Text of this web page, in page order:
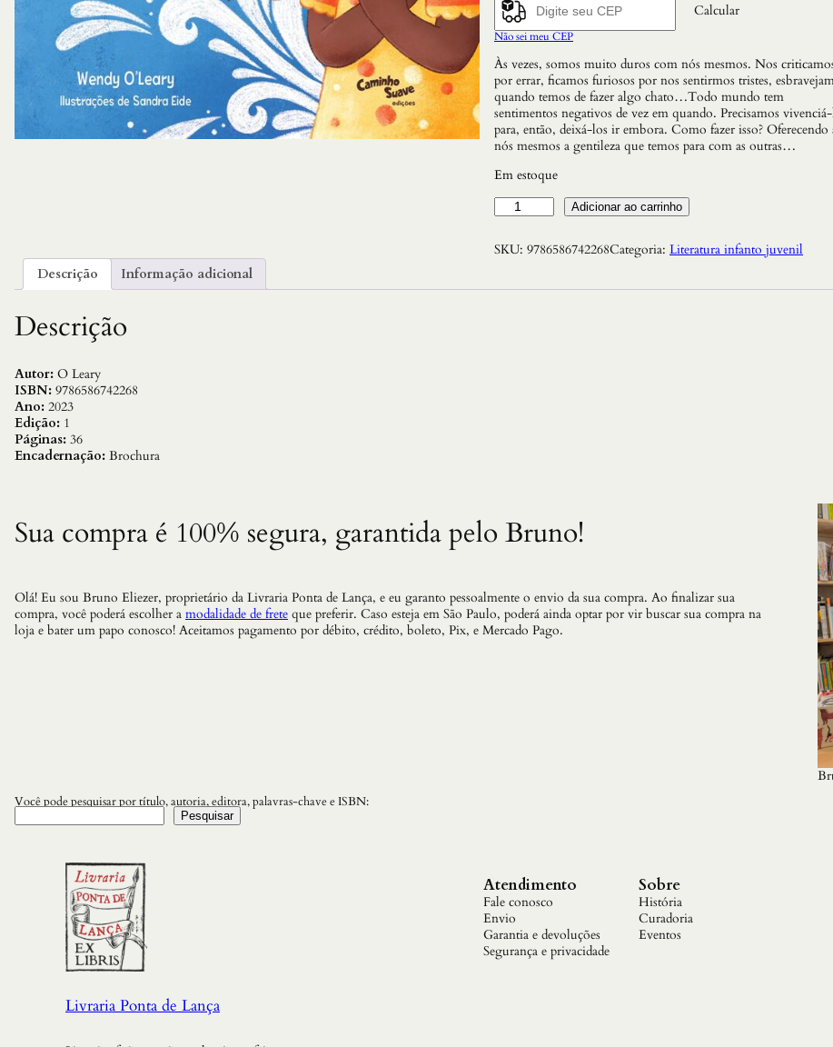
Calcular
Não sei meu CEP
Às vezes, somos muito duros com nós mesmos. Nos
por errar, ficamos furiosos por nos sentirmos tristes,
quando temos de fazer algo chato…Todo mundo tem
sentimentos negativos de vez em quando. Precisamos
para, então, deixá-los ir embora. Como fazer isso? Oferecendo
nós mesmos a gentileza que temos para com as outras…
Em estoque
E
s
a
u
i
l
m
V
o
C
o
i
s
a
Adicionar ao carrinho
SKU: 9786586742268Categoria: Literatura infanto juvenil
Descrição
Informação adicional
Descrição
Autor: O Leary
ISBN: 9786586742268
Ano: 2023
Edição: 1
Páginas: 36
Encadernação: Brochura
Sua compra é 100% segura, garantida pelo Bruno!
Olá! Eu sou Bruno Eliezer, proprietário da Livraria Ponta de Lança, e eu garanto pessoalmente o envio da sua compra. Ao finalizar sua
compra, você poderá escolher a modalidade de frete que preferir. Caso esteja em São Paulo, poderá ainda optar por vir buscar sua compra na
loja e bater um papo conosco! Aceitamos pagamento por débito, crédito, boleto, Pix, e Mercado Pago.
Você pode pesquisar por título, autoria, editora, palavras-chave e ISBN:
Pesquisar
Livraria Ponta de Lança
Atendimento
Fale conosco
Envio
Garantia e devoluções
Segurança e privacidade
Sobre
História
Curadoria
Eventos